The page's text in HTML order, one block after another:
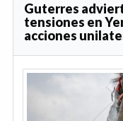
Guterres
tensiones en
acciones